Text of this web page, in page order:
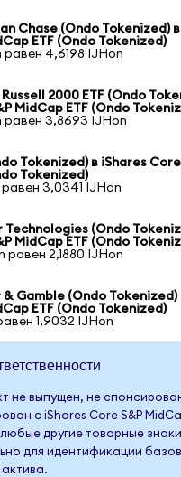
Chase (Ondo Tokenized)
ETF (Ondo Tokenized)
равен 4,6198 IJHon
2000 ETF (Ondo
MidCap ETF (Ondo
равен 3,8693 IJHon
Tokenized) в iShares
Tokenized)
равен 3,0341 IJHon
Technologies (Ondo
MidCap ETF (Ondo
равен 2,1880 IJHon
& Gamble (Ondo Tokenized)
ETF (Ondo Tokenized)
1,9032 IJHon
не выпущен, не
с iShares Core S&P
другие товарные
для идентификации